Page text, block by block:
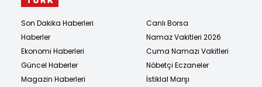
Son Dakika Haberleri
Haberler
Ekonomi Haberleri
Güncel Haberler
Magazin Haberleri
Canlı Borsa
Namaz Vakitleri 2026
Cuma Namazı Vakitleri
Nöbetçi Eczaneler
İstiklal Marşı